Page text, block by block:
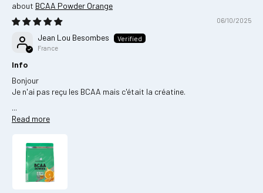
BCAA Powder Orange
06/10/2025
Jean Lou Besombes
France
Info
Bonjour
Je n'ai pas reçu les BCAA mais c'était la créatine.
...
Read more